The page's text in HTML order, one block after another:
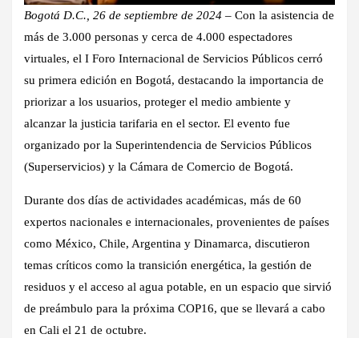
Bogotá D.C., 26 de septiembre de 2024 – Con la asistencia de
más de 3.000 personas y cerca de 4.000 espectadores
virtuales, el I Foro Internacional de Servicios Públicos cerró
su primera edición en Bogotá, destacando la importancia de
priorizar a los usuarios, proteger el medio ambiente y
alcanzar la justicia tarifaria en el sector. El evento fue
organizado por la Superintendencia de Servicios Públicos
(Superservicios) y la Cámara de Comercio de Bogotá.
Durante dos días de actividades académicas, más de 60
expertos nacionales e internacionales, provenientes de países
como México, Chile, Argentina y Dinamarca, discutieron
temas críticos como la transición energética, la gestión de
residuos y el acceso al agua potable, en un espacio que sirvió
de preámbulo para la próxima COP16, que se llevará a cabo
en Cali el 21 de octubre.